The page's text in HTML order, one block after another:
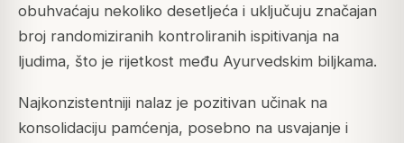
obuhvaćaju nekoliko desetljeća i uključuju značajan
broj randomiziranih kontroliranih ispitivanja na
ljudima, što je rijetkost među Ayurvedskim biljkama.
Najkonzistentniji nalaz je pozitivan učinak na
konsolidaciju pamćenja, posebno na usvajanje i